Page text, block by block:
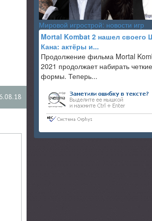
Мировой игрострой: новости игр
Mortal Kombat 2 нашел своего
Кана: актёры и...
Продолжение фильма Mortal
2021 продолжает набирать четкие
формы. Теперь...